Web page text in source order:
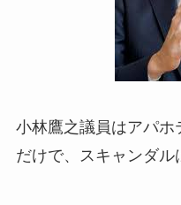
小林鷹之議員はアパホ
だけで、スキャンダル